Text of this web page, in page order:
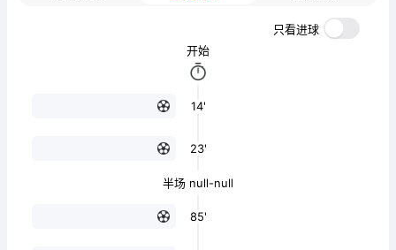
只看进球
开始
14'
23'
半场 null-null
85'